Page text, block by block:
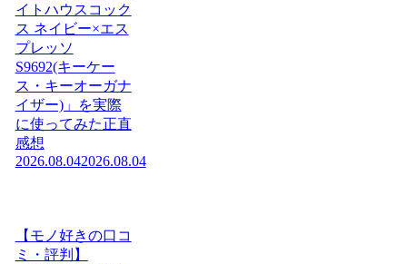
イトハウスコック
ス ネイビー×エス
プレッソ
S9692(キーケー
ス・キーオーガナ
イザー)」を実際
に使ってみた正直
感想
2026.08.042026.08.04
【モノ好きの口コ
ミ・評判】